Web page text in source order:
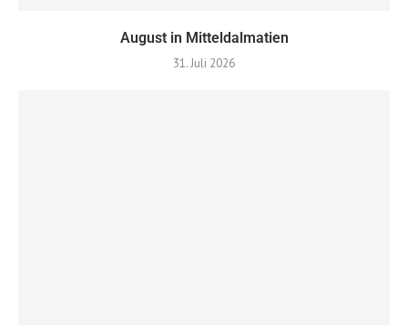
August in Mitteldalmatien
31. Juli 2026